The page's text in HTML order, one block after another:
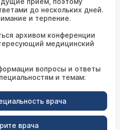
до нескольких дней.
и терпение.
архивом конференции
медицинский
вопросы и ответы
и темам:
врача
врача